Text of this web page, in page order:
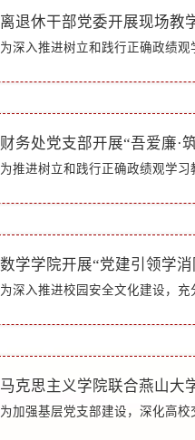
离退休干部党委开展现场教
财务处党支部开展“吾爱廉·